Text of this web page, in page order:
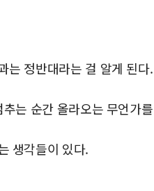
는 정반대라는 걸 알게 된다.
는 순간 올라오는 무언가
생각들이 있다.